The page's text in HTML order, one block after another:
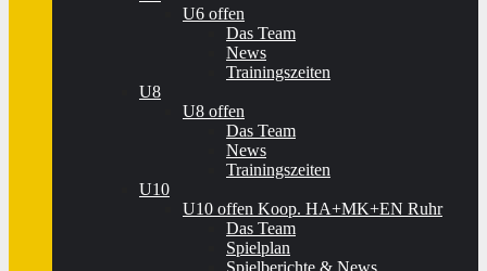
U6 offen
Das Team
News
Trainingszeiten
U8
U8 offen
Das Team
News
Trainingszeiten
U10
U10 offen Koop. HA+MK+EN Ruhr
Das Team
Spielplan
Spielberichte & News